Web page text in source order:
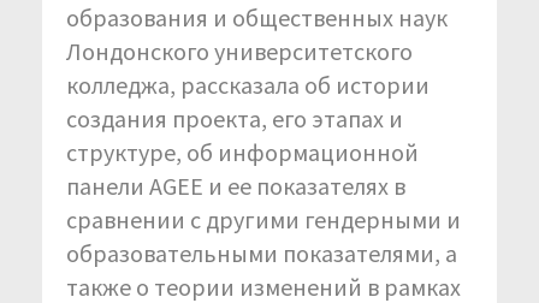
образования и общественных наук
Лондонского университетского
колледжа, рассказала об истории
создания проекта, его этапах и
структуре, об информационной
панели AGEE и ее показателях в
сравнении с другими гендерными и
образовательными показателями, а
также о теории изменений в рамках